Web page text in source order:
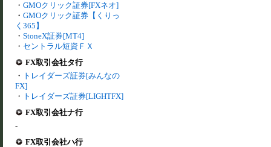
・ GMOクリック証券[FXネオ]
・ GMOクリック証券【くりっ
く365】
・ StoneX証券[MT4]
・ セントラル短資ＦＸ
FX取引会社タ行
・ トレイダーズ証券[みんなの
FX]
・ トレイダーズ証券[LIGHTFX]
FX取引会社ナ行
-
FX取引会社ハ行